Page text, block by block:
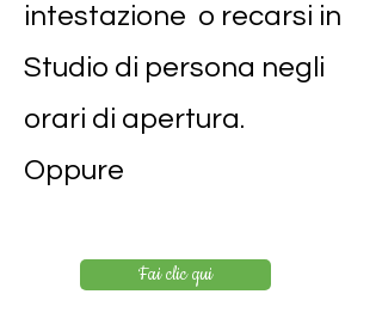
intestazione o recarsi in
Studio di persona negli
orari di apertura.
Oppure
Fai clic qui